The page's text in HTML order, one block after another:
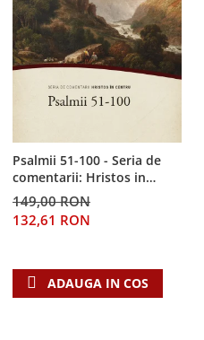
Psalmii 51-100 - Seria de
comentarii: Hristos in
centru
149,00 RON
132,61 RON
ADAUGA IN COS